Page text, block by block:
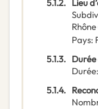
5.1.2. Lieu
Rhône
Pays:
5.1.3.
Durée:
5.1.4.